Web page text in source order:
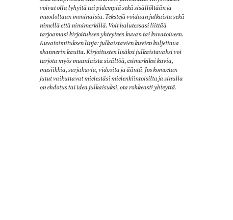
voivat olla lyhyitä tai pidempiä sekä sisällöltään ja
muodoltaan moninaisia. Tekstejä voidaan julkaista sekä
nimellä että nimimerkillä. Voit halutessasi liittää
tarjoamasi kirjoituksen yhteyteen kuvan tai kuvatoiveen.
Kuvatoimituksen linja: julkaistavien kuvien kuljettava
skannerin kautta. Kirjoitusten lisäksi julkaistavaksi voi
tarjota myös muunlaista sisältöä, esimerkiksi kuvia,
musiikkia, sarjakuvia, videoita ja ääntä. Jos komeetan
jutut vaikuttavat mielestäsi mielenkiintoisilta ja sinulla
on ehdotus tai idea julkaisuksi, ota rohkeasti yhteyttä.